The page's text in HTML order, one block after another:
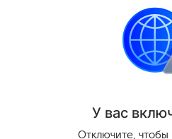
народа», — заключил
У вас
Отключите, чтобы